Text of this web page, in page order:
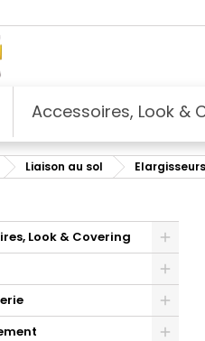
Accessoires, Look &
Liaison au sol
Look & Covering